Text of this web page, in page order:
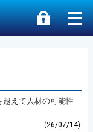
えて人材の可能性
(26/07/14)